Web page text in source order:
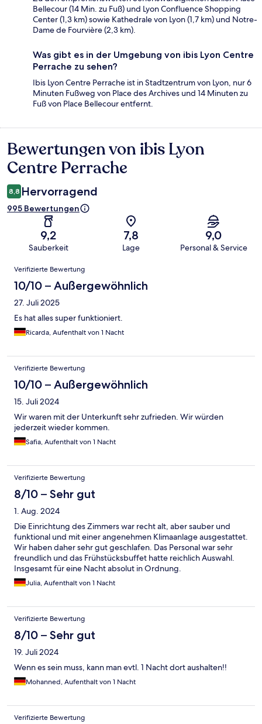
Bellecour (14 Min. zu Fuß) und Lyon Confluence Shopping
Center (1,3 km) sowie Kathedrale von Lyon (1,7 km) und Notre-
Dame de Fourvière (2,3 km).
Was gibt es in der Umgebung von ibis Lyon Centre
Perrache zu sehen?
Ibis Lyon Centre Perrache ist in Stadtzentrum von Lyon, nur 6
Minuten Fußweg von Place des Archives und 14 Minuten zu
Fuß von Place Bellecour entfernt.
Bewertungen
Bewertungen von ibis Lyon
Centre Perrache
8,8 Hervorragend
995 Bewertungen
9,2
Sauberkeit
7,8
Lage
9,0
Personal & Service
Bewertungen
Verifizierte Bewertung
10/10 – Außergewöhnlich
27. Juli 2025
Es hat alles super funktioniert.
Ricarda, Aufenthalt von 1 Nacht
Verifizierte Bewertung
10/10 – Außergewöhnlich
15. Juli 2024
Wir waren mit der Unterkunft sehr zufrieden. Wir würden
jederzeit wieder kommen.
Safia, Aufenthalt von 1 Nacht
Verifizierte Bewertung
8/10 – Sehr gut
1. Aug. 2024
Die Einrichtung des Zimmers war recht alt, aber sauber und
funktional und mit einer angenehmen Klimaanlage ausgestattet.
Wir haben daher sehr gut geschlafen. Das Personal war sehr
freundlich und das Frühstücksbuffet hatte reichlich Auswahl.
Insgesamt für eine Nacht absolut in Ordnung.
Julia, Aufenthalt von 1 Nacht
Verifizierte Bewertung
8/10 – Sehr gut
19. Juli 2024
Wenn es sein muss, kann man evtl. 1 Nacht dort aushalten!!
Mohanned, Aufenthalt von 1 Nacht
Verifizierte Bewertung